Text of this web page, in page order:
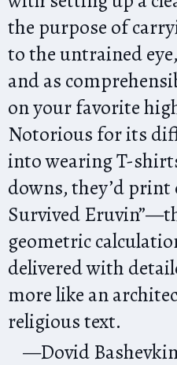
the purpose of
to the untrained
and as
on your favorite
Notorious for its
into wearing T-
downs, they’d
Survived
geometric
delivered with
more like an
religious text.
Dovid